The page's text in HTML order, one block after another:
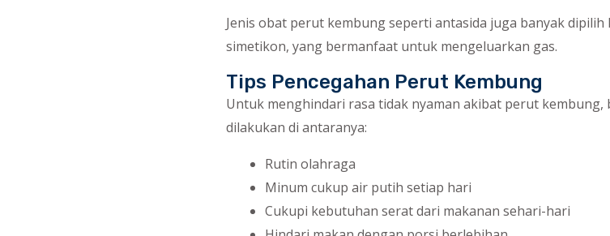
Jenis obat perut kembung seperti antasida juga banyak
simetikon, yang bermanfaat untuk mengeluarkan gas.
Tips Pencegahan Perut Kembung
Untuk menghindari rasa tidak nyaman akibat perut kembung,
dilakukan di antaranya:
Rutin olahraga
Minum cukup air putih setiap hari
Cukupi kebutuhan serat dari makanan sehari-hari